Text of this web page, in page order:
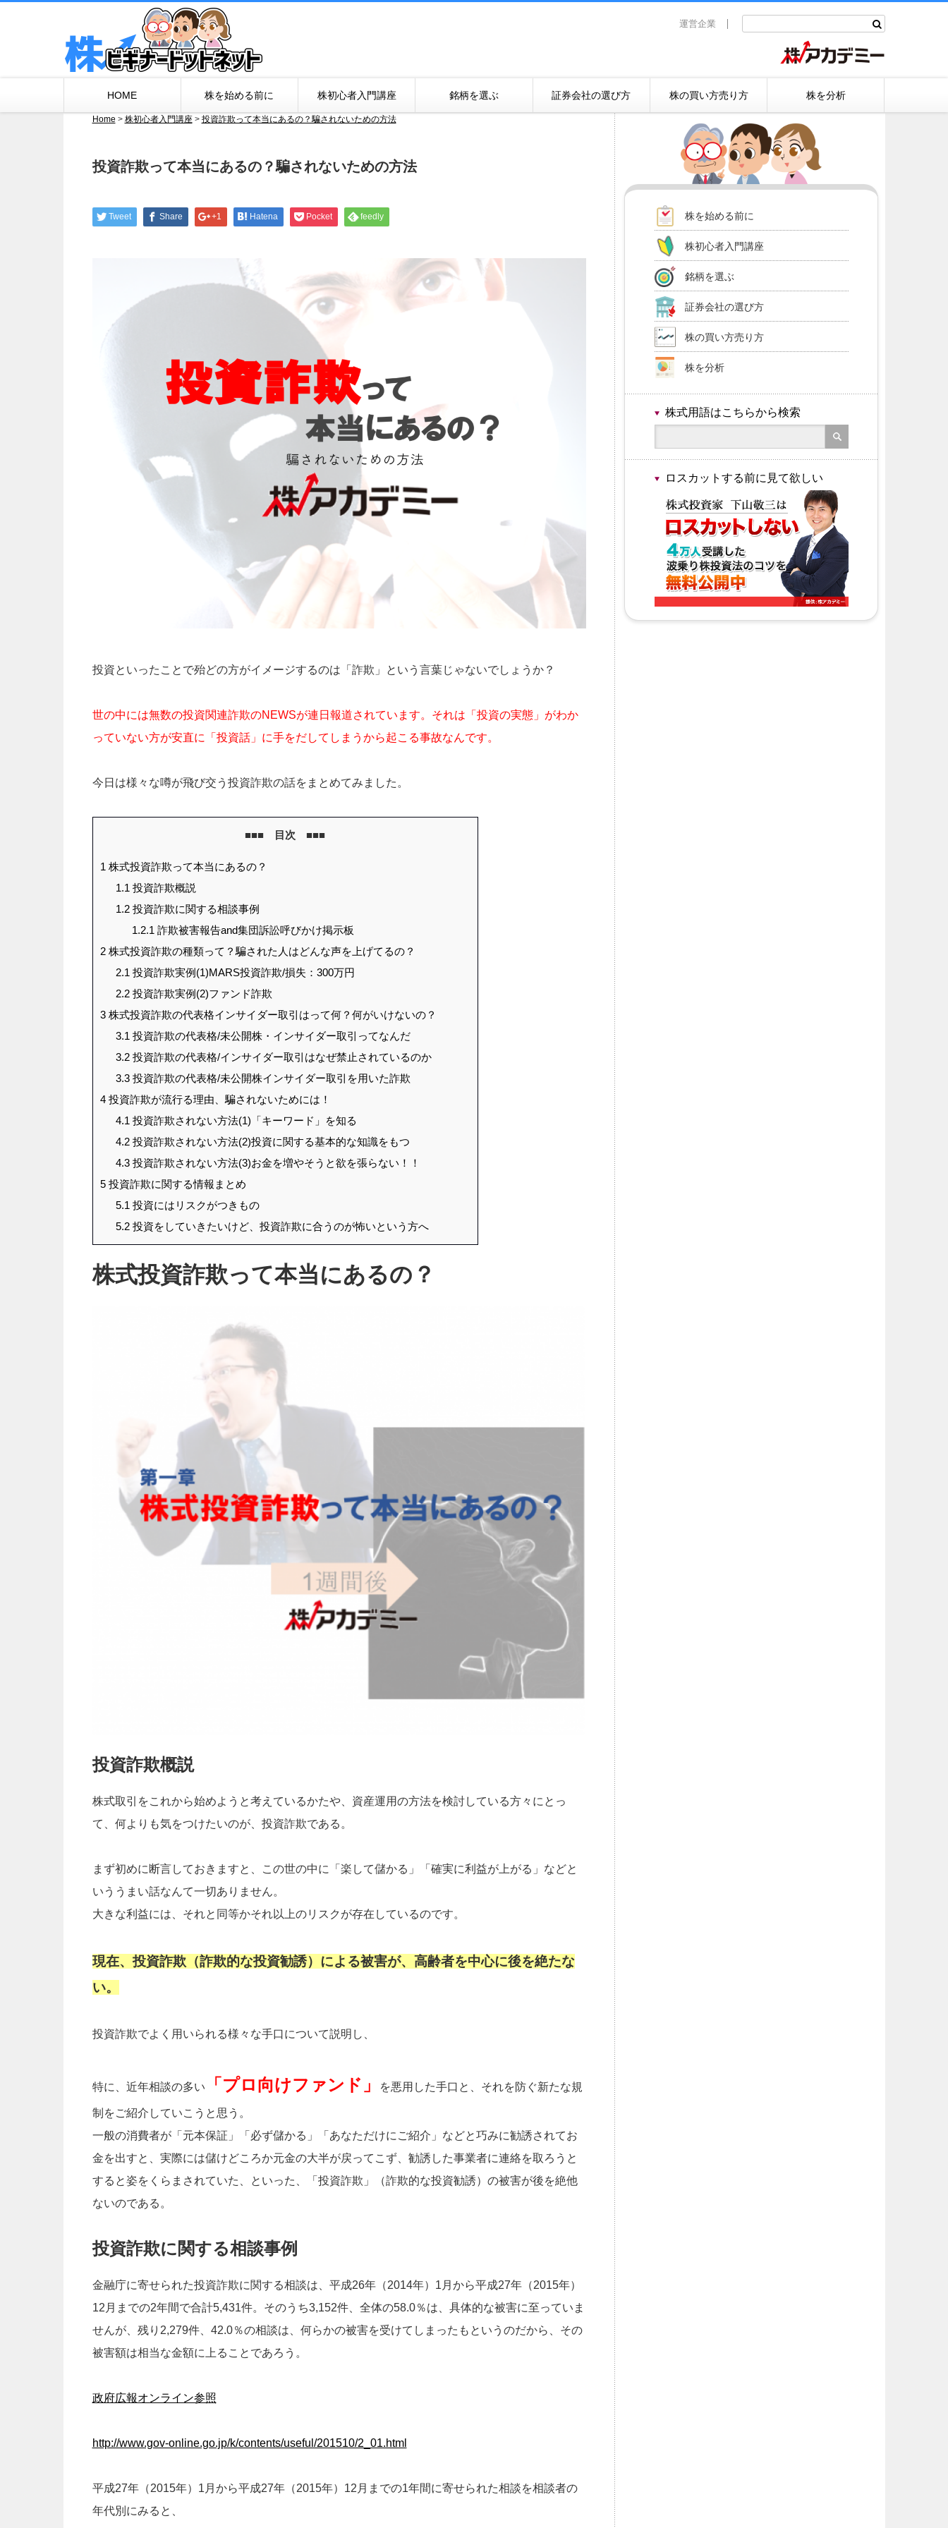
運営企業
HOME 株を始める前に 株初心者入門講座 銘柄を選ぶ 証券会社の選び方 株の買い方売り方 株を分析
Home > 株初心者入門講座 > 投資詐欺って本当にあるの？騙されないための方法
投資詐欺って本当にあるの？騙されないための方法
Tweet Share +1 Hatena Pocket feedly
投資といったことで殆どの方がイメージするのは「詐欺」という言葉じゃないでしょうか？
世の中には無数の投資関連詐欺のNEWSが連日報道されています。それは「投資の実態」がわか
っていない方が安直に「投資話」に手をだしてしまうから起こる事故なんです。
今日は様々な噂が飛び交う投資詐欺の話をまとめてみました。
■■■ 目次 ■■■
1 株式投資詐欺って本当にあるの？
1.1 投資詐欺概説
1.2 投資詐欺に関する相談事例
1.2.1 詐欺被害報告and集団訴訟呼びかけ掲示板
2株式投資詐欺の種類って？騙された人はどんな声を上げてるの？
2.1 投資詐欺実例(1)MARS投資詐欺/損失：300万円
2.2 投資詐欺実例(2)ファンド詐欺
3株式投資詐欺の代表格インサイダー取引はって何？何がいけないの？
3.1 投資詐欺の代表格/未公開株・インサイダー取引ってなんだ
3.2 投資詐欺の代表格/インサイダー取引はなぜ禁止されているのか
3.3 投資詐欺の代表格/未公開株インサイダー取引を用いた詐欺
4投資詐欺が流行る理由、騙されないためには！
4.1 投資詐欺されない方法(1)「キーワード」を知る
4.2 投資詐欺されない方法(2)投資に関する基本的な知識をもつ
4.3 投資詐欺されない方法(3)お金を増やそうと欲を張らない！！
5投資詐欺に関する情報まとめ
5.1 投資にはリスクがつきもの
5.2 投資をしていきたいけど、投資詐欺に合うのが怖いという方へ
株式投資詐欺って本当にあるの？
投資詐欺概説
株式取引をこれから始めようと考えているかたや、資産運用の方法を検討している方々にとっ
て、何よりも気をつけたいのが、投資詐欺である。
まず初めに断言しておきますと、この世の中に「楽して儲かる」「確実に利益が上がる」などと
いううまい話なんて一切ありません。
大きな利益には、それと同等かそれ以上のリスクが存在しているのです。
現在、投資詐欺（詐欺的な投資勧誘）による被害が、高齢者を中心に後を絶たな
い。
投資詐欺でよく用いられる様々な手口について説明し、
特に、近年相談の多い 「プロ向けファンド」 を悪用した手口と、それを防ぐ新たな規
制をご紹介していこうと思う。
一般の消費者が「元本保証」「必ず儲かる」「あなただけにご紹介」などと巧みに勧誘されてお
金を出すと、実際には儲けどころか元金の大半が戻ってこず、勧誘した事業者に連絡を取ろうと
すると姿をくらまされていた、といった、「投資詐欺」（詐欺的な投資勧誘）の被害が後を絶他
ないのである。
投資詐欺に関する相談事例
金融庁に寄せられた投資詐欺に関する相談は、平成26年（2014年）1月から平成27年（2015年）
12月までの2年間で合計5,431件。そのうち3,152件、全体の58.0％は、具体的な被害に至っていま
せんが、残り2,279件、42.0％の相談は、何らかの被害を受けてしまったもというのだから、その
被害額は相当な金額に上ることであろう。
政府広報オンライン参照
http://www.gov-online.go.jp/k/contents/useful/201510/2_01.html
平成27年（2015年）1月から平成27年（2015年）12月までの1年間に寄せられた相談を相談者の
年代別にみると、
株を始める前に
株初心者入門講座
銘柄を選ぶ
証券会社の選び方
株の買い方売り方
株を分析
株式用語はこちらから検索
ロスカットする前に見て欲しい